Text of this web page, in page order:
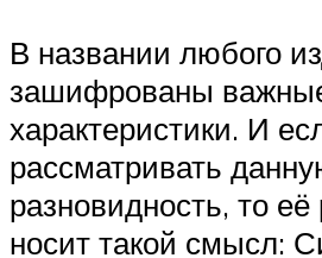
В названии любого
зашифрованы
характеристики. И
рассматривать
разновидность, то
носит такой смысл: